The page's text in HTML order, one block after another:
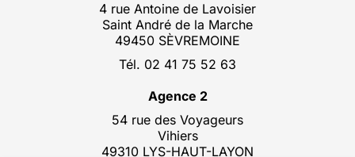
4 rue Antoine de Lavoisier
Saint André de la Marche
49450 SÈVREMOINE
Tél. 02 41 75 52 63
Agence 2
54 rue des Voyageurs
Vihiers
49310 LYS-HAUT-LAYON